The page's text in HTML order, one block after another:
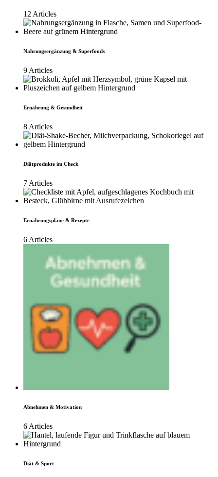
12 Articles
Nahrungsergänzung & Superfoods
9 Articles
Ernährung & Gesundheit
8 Articles
Diätprodukte im Check
7 Articles
Ernährungspläne & Rezepte
6 Articles
Abnehmen & Motivation
6 Articles
Diät & Sport